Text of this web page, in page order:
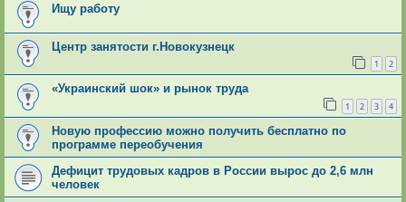
Ищу работу
Центр занятости г.Новокузнецк
1 2
«Украинский шок» и рынок труда
1 2 3 4
Новую профессию можно получить бесплатно по
программе переобучения
Дефицит трудовых кадров в России вырос до 2,6 млн
человек